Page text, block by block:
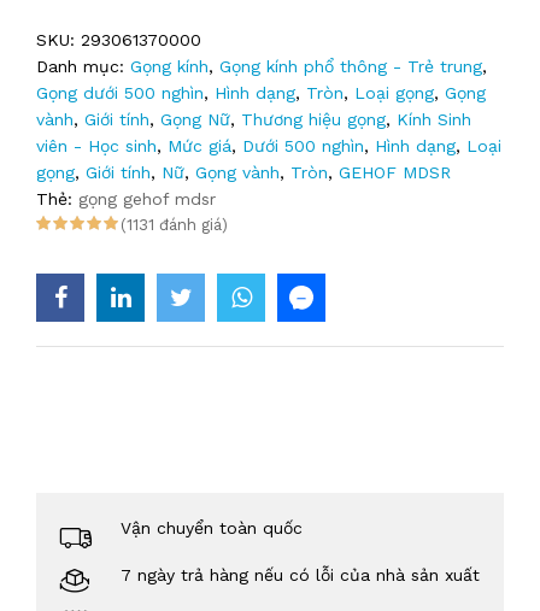
SKU: 293061370000
Danh mục: Gọng kính, Gọng kính phổ thông - Trẻ trung,
Gọng dưới 500 nghìn, Hình dạng, Tròn, Loại gọng, Gọng
vành, Giới tính, Gọng Nữ, Thương hiệu gọng, Kính Sinh
viên - Học sinh, Mức giá, Dưới 500 nghìn, Hình dạng, Loại
gọng, Giới tính, Nữ, Gọng vành, Tròn, GEHOF MDSR
Thẻ: gọng gehof mdsr
(1131 đánh giá)
Vận chuyển toàn quốc
7 ngày trả hàng nếu có lỗi của nhà sản xuất